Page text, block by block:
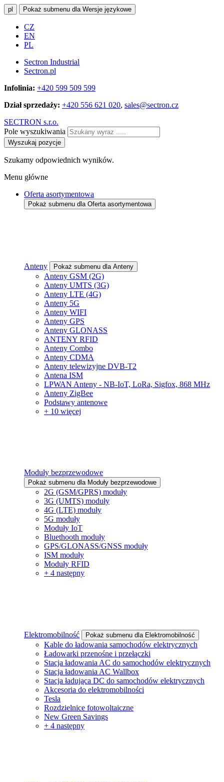
pl Pokaż submenu dla Wersje językowe
CZ
EN
PL
Sectron Industrial
Sectron.pl
Infolinia: +420 599 509 599
Dział sprzedaży: +420 556 621 020, sales@sectron.cz
SECTRON s.r.o.
Pole wyszukiwania
Wyszukaj pozycje
Szukamy odpowiednich wyników.
Menu główne
Oferta asortymentowa
Pokaż submenu dla Oferta asortymentowa
Anteny Pokaż submenu dla Anteny
Anteny GSM (2G)
Anteny UMTS (3G)
Anteny LTE (4G)
Anteny 5G
Anteny WIFI
Anteny GPS
Anteny GLONASS
ANTENY RFID
Anteny Combo
Anteny CDMA
Anteny telewizyjne DVB-T2
Antena ISM
LPWAN Anteny - NB-IoT, LoRa, Sigfox, 868 MHz
Anteny ZigBee
Podstawy antenowe
+ 10 więcej
Moduły bezprzewodowe
Pokaż submenu dla Moduły bezprzewodowe
2G (GSM/GPRS) moduły
3G (UMTS) moduły
4G (LTE) moduły
5G moduły
Moduły IoT
Bluethooth moduły
GPS/GLONASS/GNSS moduły
ISM moduły
Moduły RFID
+ 4 następny
Elektromobilność Pokaż submenu dla Elektromobilność
Kable do ładowania samochodów elektrycznych
Ładowarki przenośne i przełączki
Stacja ładowania AC do samochodów elektrycznych
Stacja ładowania AC Wallbox
Stacja ładująca DC do samochodów elektrycznych
Akcesoria do elektromobilności
Tesla
Rozdzielnice fotowoltaiczne
New Green Savings
+ 4 następny